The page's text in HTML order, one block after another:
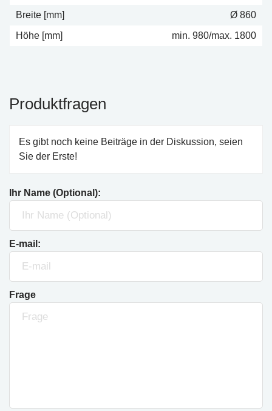
Breite [mm]
Ø 860
Höhe [mm]
min. 980/max. 1800
Produktfragen
Es gibt noch keine Beiträge in der Diskussion, seien
Sie der Erste!
Ihr Name (Optional):
E-mail:
Frage